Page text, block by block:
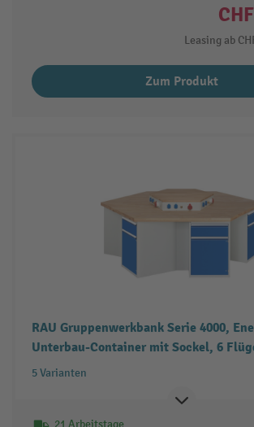
Leasing ab
Zum Produkt
RAU Gruppenwerkbank Serie 4000,
Unterbau-Container mit Sockel, 6
Schubladen
5 Varianten